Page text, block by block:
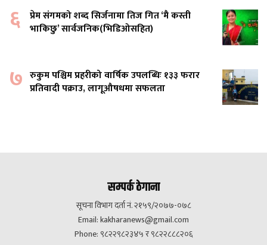
६ प्रेम संगमको शब्द सिर्जनामा तिज गित ‘मै कस्ती
भाकिछु’ सार्वजनिक(भिडिओसहित)
७ रुकुम पश्चिम प्रहरीको वार्षिक उपलब्धिः १३३ फरार
प्रतिवादी पक्राउ, लागूऔषधमा सफलता
सम्पर्क ठेगाना
सूचना विभाग दर्ता नं. २१५९/२०७७-०७८
Email:kakharanews@gmail.com
Phone: ९८२२९८२३४५ र ९८२२८८८२०६